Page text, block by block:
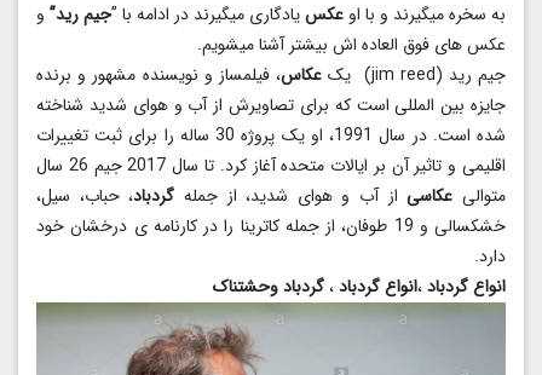
به سخره میگیرند و با او عکسیادگاری میگیرند در ادامه با ” جیم رید”و
عکس های فوق العاده اش بیشتر آشنا میشویم.
جیم رید (jim reed) یک
عکاس، فیلمساز و نویسنده مشهور و برنده
جایزه بین المللی است که برای تصاویرش از آب و هوای شدید شناخته
شده است. در سال 1991، او یک پروژه 30 ساله را برای ثبت تغییرات
اقلیمی و تاثیر آن بر ایالات متحده آغاز کرد. تا سال 2017 جیم 26 سال
متوالی عکاسیاز آب و هوای شدید، از جمله گردباد، حباب، سیل،
خشکسالی و 19 طوفان، از جمله کاترینا را در کارنامه ی درخشان خود
دارد.
انواع گردباد،انواع گردباد،گردباد وحشتناک